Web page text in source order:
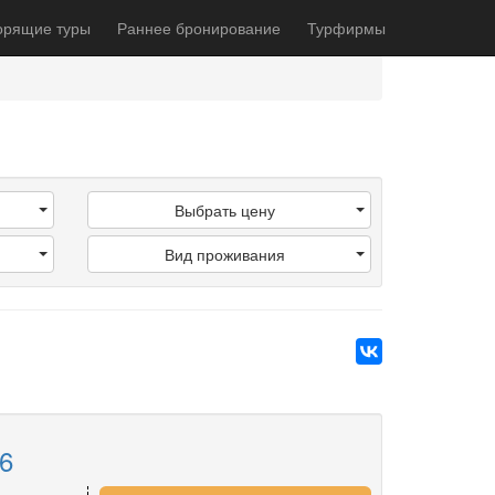
туры Раннее бронирование Турфирмы
Выбрать цену
Вид проживания